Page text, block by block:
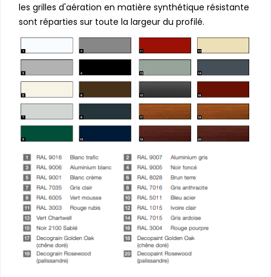
les grilles d'aération en matière synthétique résistante
sont réparties sur toute la largeur du profilé.